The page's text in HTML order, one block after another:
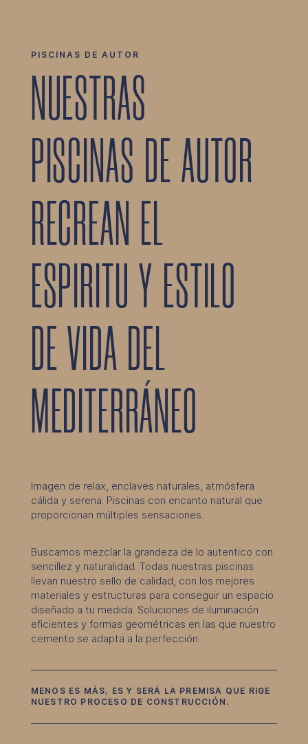
PISCINAS DE AUTOR
NUESTRAS
PISCINAS DE AUTOR
RECREAN EL
ESPIRITU Y ESTILO
DE VIDA DEL
MEDITERRÁNEO
Imagen de relax, enclaves naturales, atmósfera
cálida y serena. Piscinas con encanto natural que
proporcionan múltiples sensaciones.
Buscamos mezclar la grandeza de lo autentico con
sencillez y naturalidad. Todas nuestras piscinas
llevan nuestro sello de calidad, con los mejores
materiales y estructuras para conseguir un espacio
diseñado a tu medida. Soluciones de iluminación
eficientes y formas geométricas en las que nuestro
cemento se adapta a la perfección.
MENOS ES MÁS, ES Y SERÁ LA PREMISA QUE RIGE
NUESTRO PROCESO DE CONSTRUCCIÓN.